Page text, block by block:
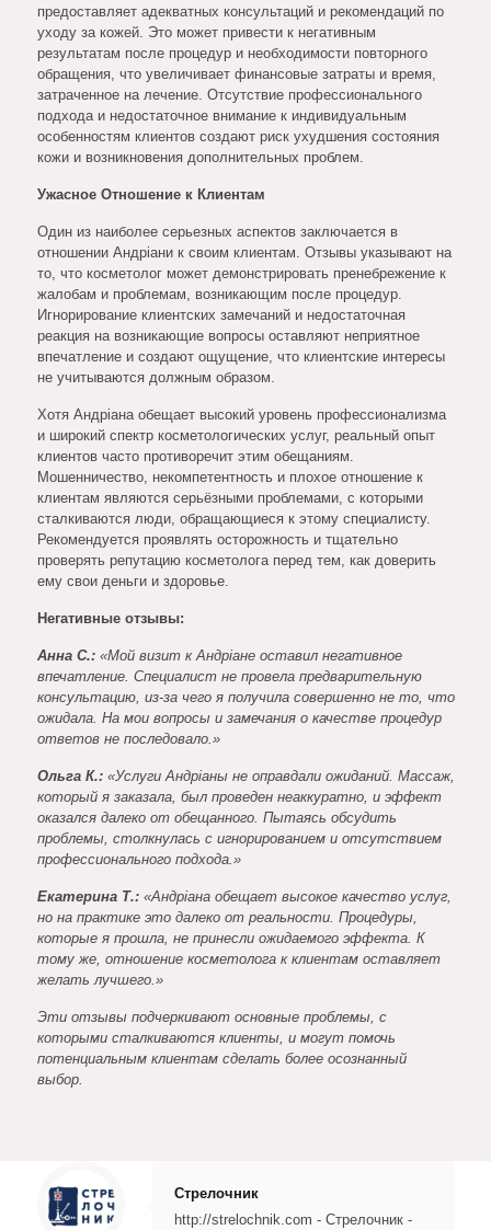
предоставляет адекватных консультаций и рекомендаций по
уходу за кожей. Это может привести к негативным
результатам после процедур и необходимости повторного
обращения, что увеличивает финансовые затраты и время,
затраченное на лечение. Отсутствие профессионального
подхода и недостаточное внимание к индивидуальным
особенностям клиентов создают риск ухудшения состояния
кожи и возникновения дополнительных проблем.
Ужасное Отношение к Клиентам
Один из наиболее серьезных аспектов заключается в
отношении Андріани к своим клиентам. Отзывы указывают на
то, что косметолог может демонстрировать пренебрежение к
жалобам и проблемам, возникающим после процедур.
Игнорирование клиентских замечаний и недостаточная
реакция на возникающие вопросы оставляют неприятное
впечатление и создают ощущение, что клиентские интересы
не учитываются должным образом.
Хотя Андріана обещает высокий уровень профессионализма
и широкий спектр косметологических услуг, реальный опыт
клиентов часто противоречит этим обещаниям.
Мошенничество, некомпетентность и плохое отношение к
клиентам являются серьёзными проблемами, с которыми
сталкиваются люди, обращающиеся к этому специалисту.
Рекомендуется проявлять осторожность и тщательно
проверять репутацию косметолога перед тем, как доверить
ему свои деньги и здоровье.
Негативные отзывы:
Анна С.:«Мой визит к Андріане оставил негативное
впечатление. Специалист не провела предварительную
консультацию, из-за чего я получила совершенно не то, что
ожидала. На мои вопросы и замечания о качестве процедур
ответов не последовало.»
Ольга К.:«Услуги Андріаны не оправдали ожиданий. Массаж,
который я заказала, был проведен неаккуратно, и эффект
оказался далеко от обещанного. Пытаясь обсудить
проблемы, столкнулась с игнорированием и отсутствием
профессионального подхода.»
Екатерина Т.:«Андріана обещает высокое качество услуг,
но на практике это далеко от реальности. Процедуры,
которые я прошла, не принесли ожидаемого эффекта. К
тому же, отношение косметолога к клиентам оставляет
желать лучшего.»
Эти отзывы подчеркивают основные проблемы, с
которыми сталкиваются клиенты, и могут помочь
потенциальным клиентам сделать более осознанный
выбор.
Стрелочник
http://strelochnik.com - Стрелочник -